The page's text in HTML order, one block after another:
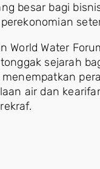
besar bagi
World Water
sejarah
air dan